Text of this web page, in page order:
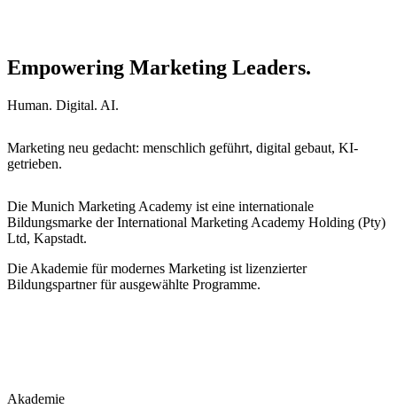
Empowering Marketing Leaders.
Human. Digital. AI.
Marketing neu gedacht: menschlich geführt, digital gebaut, KI-
getrieben.
Die Munich Marketing Academy ist eine internationale
Bildungsmarke der International Marketing Academy Holding (Pty)
Ltd, Kapstadt.
Die Akademie für modernes Marketing ist lizenzierter
Bildungspartner für ausgewählte Programme.
Akademie